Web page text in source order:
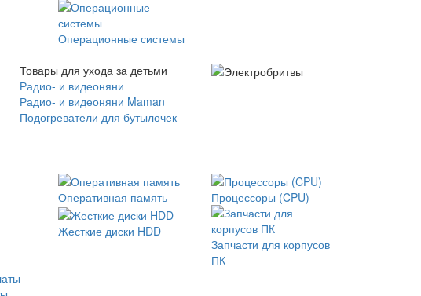
Операционные системы
Товары для ухода за детьми
Радио- и видеоняни
Радио- и видеоняни Maman
Подогреватели для бутылочек
Оперативная память Процессоры (CPU)
Жесткие диски HDD
Запчасти для корпусов
ПК